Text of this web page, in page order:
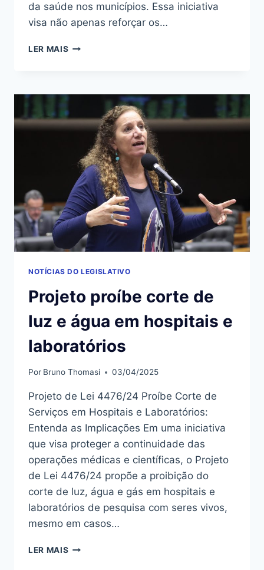
da saúde nos municípios. Essa iniciativa
visa não apenas reforçar os…
LER MAIS PROJETO
IPVA
SAÚDE
FOCO
EM
PREVENÇÃO
DE
ACIDENTES
NOTÍCIAS DO LEGISLATIVO
Projeto proíbe corte de
luz e água em hospitais e
laboratórios
Por Bruno Thomasi 03/04/2025
Projeto de Lei 4476/24 Proíbe Corte de
Serviços em Hospitais e Laboratórios:
Entenda as Implicações Em uma iniciativa
que visa proteger a continuidade das
operações médicas e científicas, o Projeto
de Lei 4476/24 propõe a proibição do
corte de luz, água e gás em hospitais e
laboratórios de pesquisa com seres vivos,
mesmo em casos…
LER MAIS PROJETO